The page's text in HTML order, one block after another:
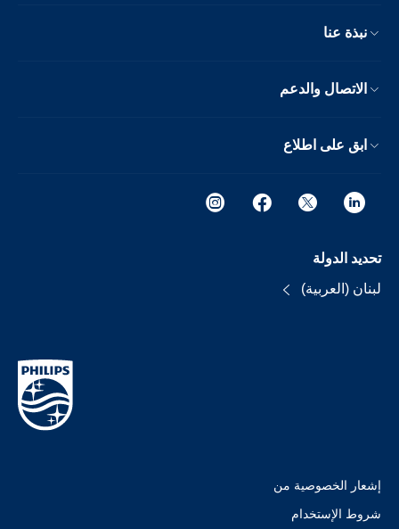
نبذة عنا
الاتصال والدعم
ابق على اطلاع
تحديد الدولة
لبنان (العربية)
إشعار الخصوصية من
شروط الإستخدام